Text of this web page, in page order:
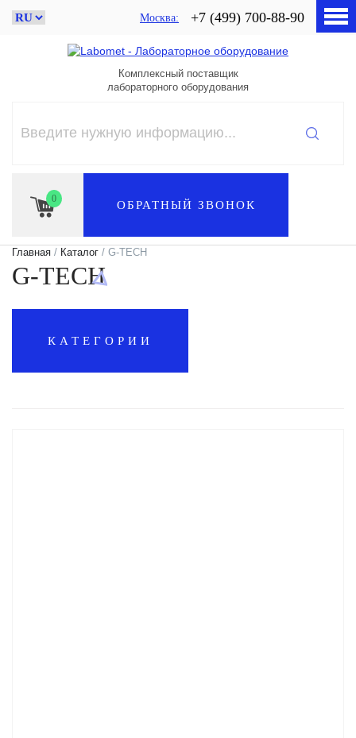
Москва +7 (499) 700-88-90
Комплексный поставщик
лабораторного оборудования
0 ОБРАТНЫЙ ЗВОНОК
Главная / Каталог / G-TECH
G-TECH
КАТЕГОРИИ